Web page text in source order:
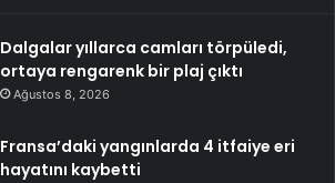
Dalgalar yıllarca camları törpüledi,
ortaya rengarenk bir plaj çıktı
Ağustos 8, 2026
Fransa’daki yangınlarda 4 itfaiye eri
hayatını kaybetti